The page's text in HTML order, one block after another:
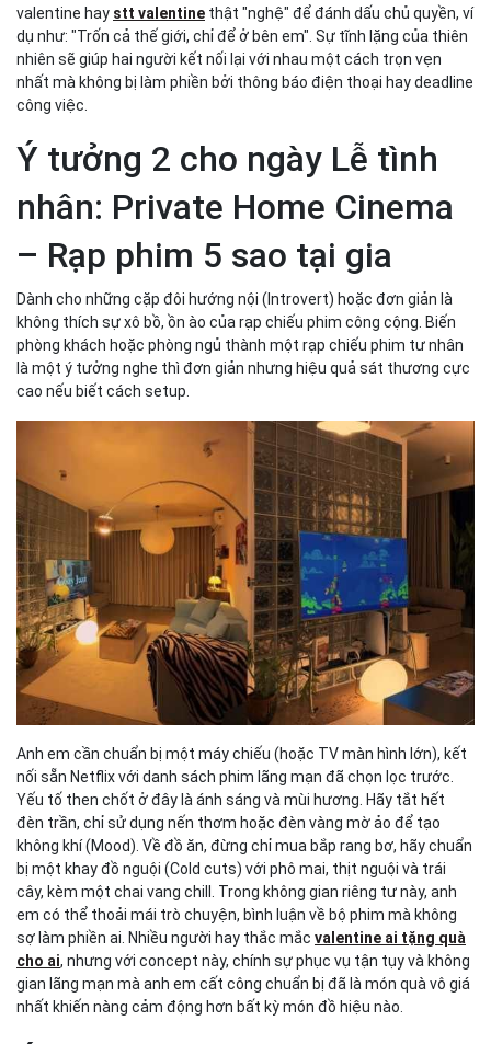
valentine hay stt valentine thật "nghệ" để đánh dấu chủ quyền, ví
dụ như: "Trốn cả thế giới, chỉ để ở bên em". Sự tĩnh lặng của thiên
nhiên sẽ giúp hai người kết nối lại với nhau một cách trọn vẹn
nhất mà không bị làm phiền bởi thông báo điện thoại hay deadline
công việc.
Ý tưởng 2 cho ngày Lễ tình
nhân: Private Home Cinema
– Rạp phim 5 sao tại gia
Dành cho những cặp đôi hướng nội (Introvert) hoặc đơn giản là
không thích sự xô bồ, ồn ào của rạp chiếu phim công cộng. Biến
phòng khách hoặc phòng ngủ thành một rạp chiếu phim tư nhân
là một ý tưởng nghe thì đơn giản nhưng hiệu quả sát thương cực
cao nếu biết cách setup.
Anh em cần chuẩn bị một máy chiếu (hoặc TV màn hình lớn), kết
nối sẵn Netflix với danh sách phim lãng mạn đã chọn lọc trước.
Yếu tố then chốt ở đây là ánh sáng và mùi hương. Hãy tắt hết
đèn trần, chỉ sử dụng nến thơm hoặc đèn vàng mờ ảo để tạo
không khí (Mood). Về đồ ăn, đừng chỉ mua bắp rang bơ, hãy chuẩn
bị một khay đồ nguội (Cold cuts) với phô mai, thịt nguội và trái
cây, kèm một chai vang chill. Trong không gian riêng tư này, anh
em có thể thoải mái trò chuyện, bình luận về bộ phim mà không
sợ làm phiền ai. Nhiều người hay thắc mắc valentine ai tặng quà
cho ai, nhưng với concept này, chính sự phục vụ tận tụy và không
gian lãng mạn mà anh em cất công chuẩn bị đã là món quà vô giá
nhất khiến nàng cảm động hơn bất kỳ món đồ hiệu nào.